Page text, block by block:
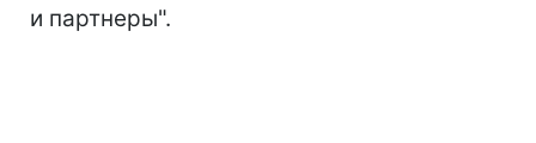
и партнеры".